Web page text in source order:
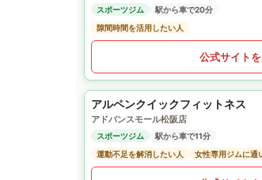
スポーツジム
駅から車で20分
隙間時間を活用したい人
公式サイト
アルペンクイックフィットネス
アドバンスモール松阪店
スポーツジム
駅から車で11分
運動不足を解消したい人
女性専用ジムに通